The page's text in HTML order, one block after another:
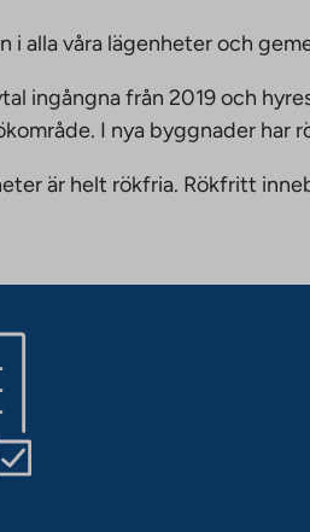
i alla våra lägenheter och
ingångna från 2019 och
I nya byggnader
är helt rökfria. Rökfritt